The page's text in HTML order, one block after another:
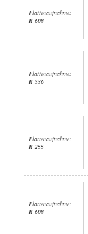
Plattenaufnahme:
R 608
Plattenaufnahme:
R 536
Plattenaufnahme:
R 255
Plattenaufnahme:
R 608